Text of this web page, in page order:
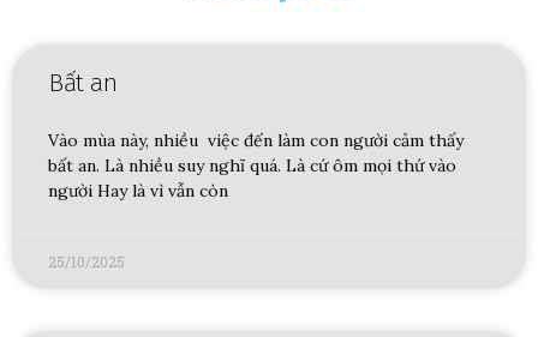
Bất an
Vào mùa này, nhiều việc đến làm con người cảm thấy
bất an. Là nhiều suy nghĩ quá. Là cứ ôm mọi thứ vào
người Hay là vì vẫn còn
25/10/2025